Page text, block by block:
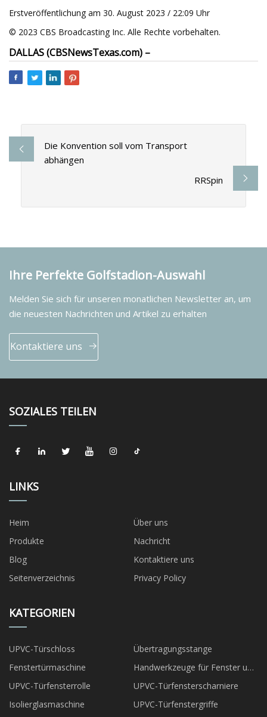
Erstveröffentlichung am 30. August 2023 / 22:09 Uhr
© 2023 CBS Broadcasting Inc. Alle Rechte vorbehalten.
DALLAS (CBSNewsTexas.com) –
Die Konvention soll vom Transport
abhängen
RRSpin
Ihre Perfekte Golfstadion-Auswahl
Melden Sie sich für unseren monatlichen Newsletter an, um
die neuesten Nachrichten und Artikel zu erhalten
Kontaktiere uns
SOZIALES TEILEN
LINKS
Heim
Über uns
Produkte
Nachricht
Blog
Kontaktiere uns
Seitenverzeichnis
Privacy Policy
KATEGORIEN
UPVC-Türschloss
Übertragungsstange
Fenstertürmaschine
Handwerkzeuge für Fenster und
Türen
UPVC-Türfensterrolle
UPVC-Türfensterscharniere
Isolierglasmaschine
UPVC-Türfenstergriffe